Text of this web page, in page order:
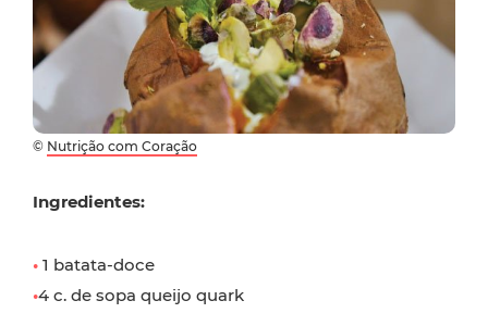
© Nutrição com Coração
Ingredientes:
• 1 batata-doce
•4 c. de sopa queijo quark